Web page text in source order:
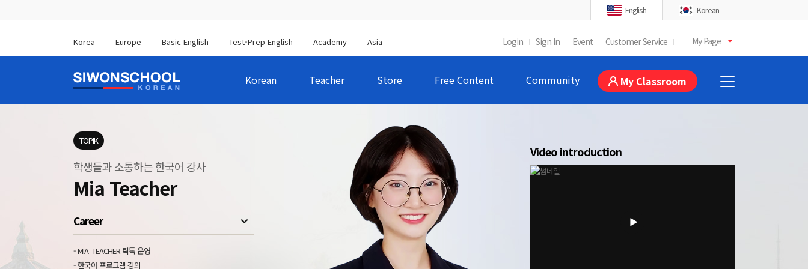
English Korean
Korea Europe Basic English Test-Prep English Academy Asia Login Sign In Event Customer Service My Page
Korean Teacher Store Free Content Community My Classroom
TOPIK
학생들과 소통하는 한국어 강사
Mia Teacher
Career
- MIA_TEACHER 틱톡 운영
- 한국어 프로그램 강의
Video introduction